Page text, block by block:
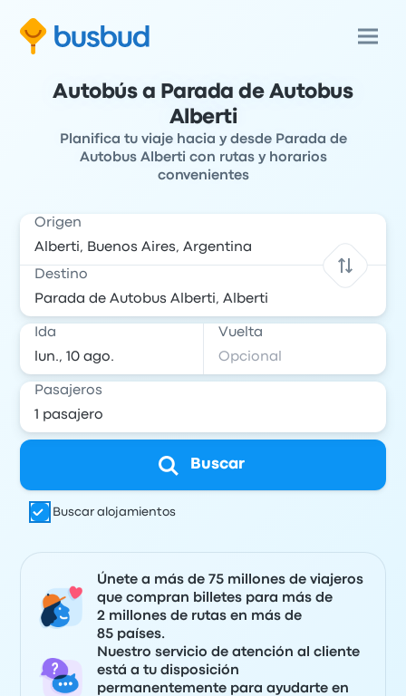
Autobús a Parada de Autobus
Alberti
Planifica tu viaje hacia y desde Parada de
Autobus Alberti con rutas y horarios
convenientes
Origen
Destino
Ida Vuelta
Pasajeros
Buscar
Buscar alojamientos
Únete a más de 75 millones de viajeros
que compran billetes para más de
2 millones de rutas en más de
85 países.
Nuestro servicio de atención al cliente
está a tu disposición
permanentemente para ayudarte en